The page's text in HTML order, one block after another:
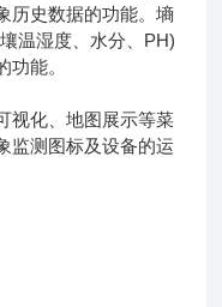
历史数据的功能。墒
温湿度、水分、PH)
能。
化、地图展示等菜
监测图标及设备的运